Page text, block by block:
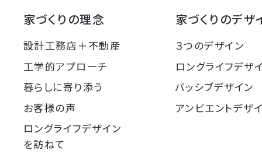
家づくりの理念
設計工務店＋不動産
工学的アプローチ
暮らしに寄り添う
お客様の声
ロングライフデザイン
を訪ねて
家づくりのデザ
３つのデザイン
ロングライフデザ
パッシブデザイン
アンビエントデザ